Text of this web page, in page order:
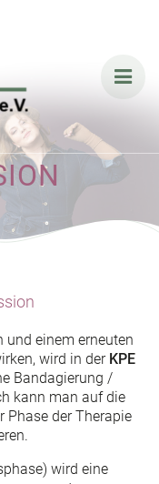
und einem erneuten
wird in der KPE
Bandagierung /
kann man auf die
Phase der Therapie
wird eine